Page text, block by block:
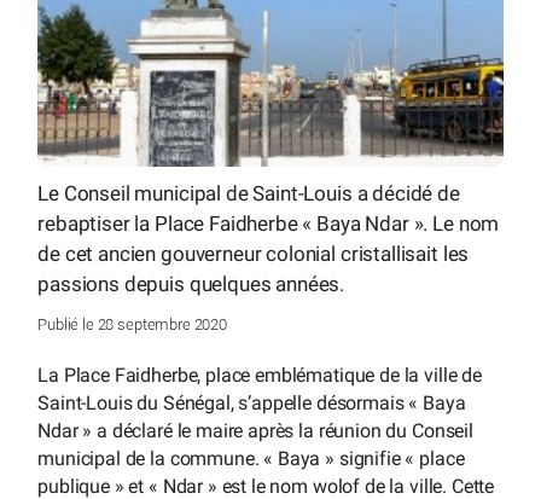
Le Conseil municipal de Saint-Louis a décidé de
rebaptiser la Place Faidherbe « Baya Ndar ». Le nom
de cet ancien gouverneur colonial cristallisait les
passions depuis quelques années.
Publié le 28 septembre 2020
La Place Faidherbe, place emblématique de la ville de
Saint-Louis du Sénégal, s’appelle désormais « Baya
Ndar » a déclaré le maire après la réunion du Conseil
municipal de la commune. « Baya » signifie « place
publique » et « Ndar » est le nom wolof de la ville. Cette